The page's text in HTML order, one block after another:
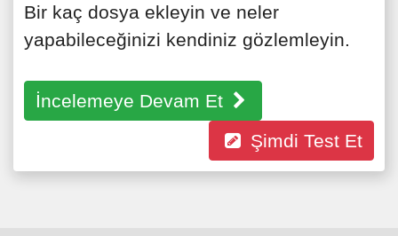
Bir kaç dosya ekleyin ve neler
yapabileceğinizi kendiniz gözlemleyin.
İncelemeye Devam Et
Şimdi Test Et